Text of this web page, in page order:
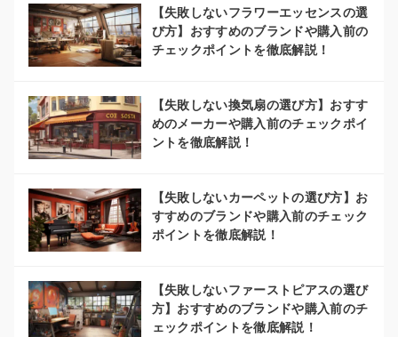
【失敗しないフラワーエッセンスの選
び方】おすすめのブランドや購入前の
チェックポイントを徹底解説！
【失敗しない換気扇の選び方】おすす
めのメーカーや購入前のチェックポイ
ントを徹底解説！
【失敗しないカーペットの選び方】お
すすめのブランドや購入前のチェック
ポイントを徹底解説！
【失敗しないファーストピアスの選び
方】おすすめのブランドや購入前のチ
ェックポイントを徹底解説！